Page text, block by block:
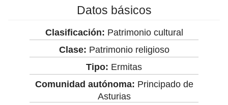
Datos básicos
Clasificación: Patrimonio cultural
Clase: Patrimonio religioso
Tipo: Ermitas
Comunidad autónoma: Principado de
Asturias